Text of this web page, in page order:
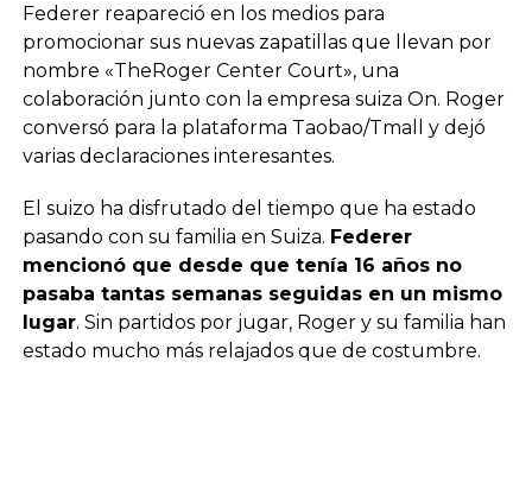
Federer reapareció en los medios para
promocionar sus nuevas zapatillas que llevan por
nombre «TheRoger Center Court», una
colaboración junto con la empresa suiza On. Roger
conversó para la plataforma Taobao/Tmall y dejó
varias declaraciones interesantes.
El suizo ha disfrutado del tiempo que ha estado
pasando con su familia en Suiza. Federer
mencionó que desde que tenía 16 años no
pasaba tantas semanas seguidas en un mismo
lugar. Sin partidos por jugar, Roger y su familia han
estado mucho más relajados que de costumbre.